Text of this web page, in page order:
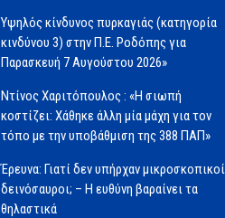
Υψηλός κίνδυνος πυρκαγιάς (κατηγορία
κινδύνου 3) στην Π.Ε. Ροδόπης για
Παρασκευή 7 Αυγούστου 2026»
Ντίνος Χαριτόπουλος : «Η σιωπή
κοστίζει: Χάθηκε άλλη μία μάχη για τον
τόπο με την υποβάθμιση της 388 ΠΑΠ»
Έρευνα: Γιατί δεν υπήρχαν μικροσκοπικοί
δεινόσαυροι; – Η ευθύνη βαραίνει τα
θηλαστικά